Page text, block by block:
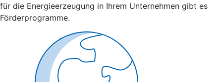
für die Energieerzeugung in Ihrem Unternehmen gibt es
Förderprogramme.